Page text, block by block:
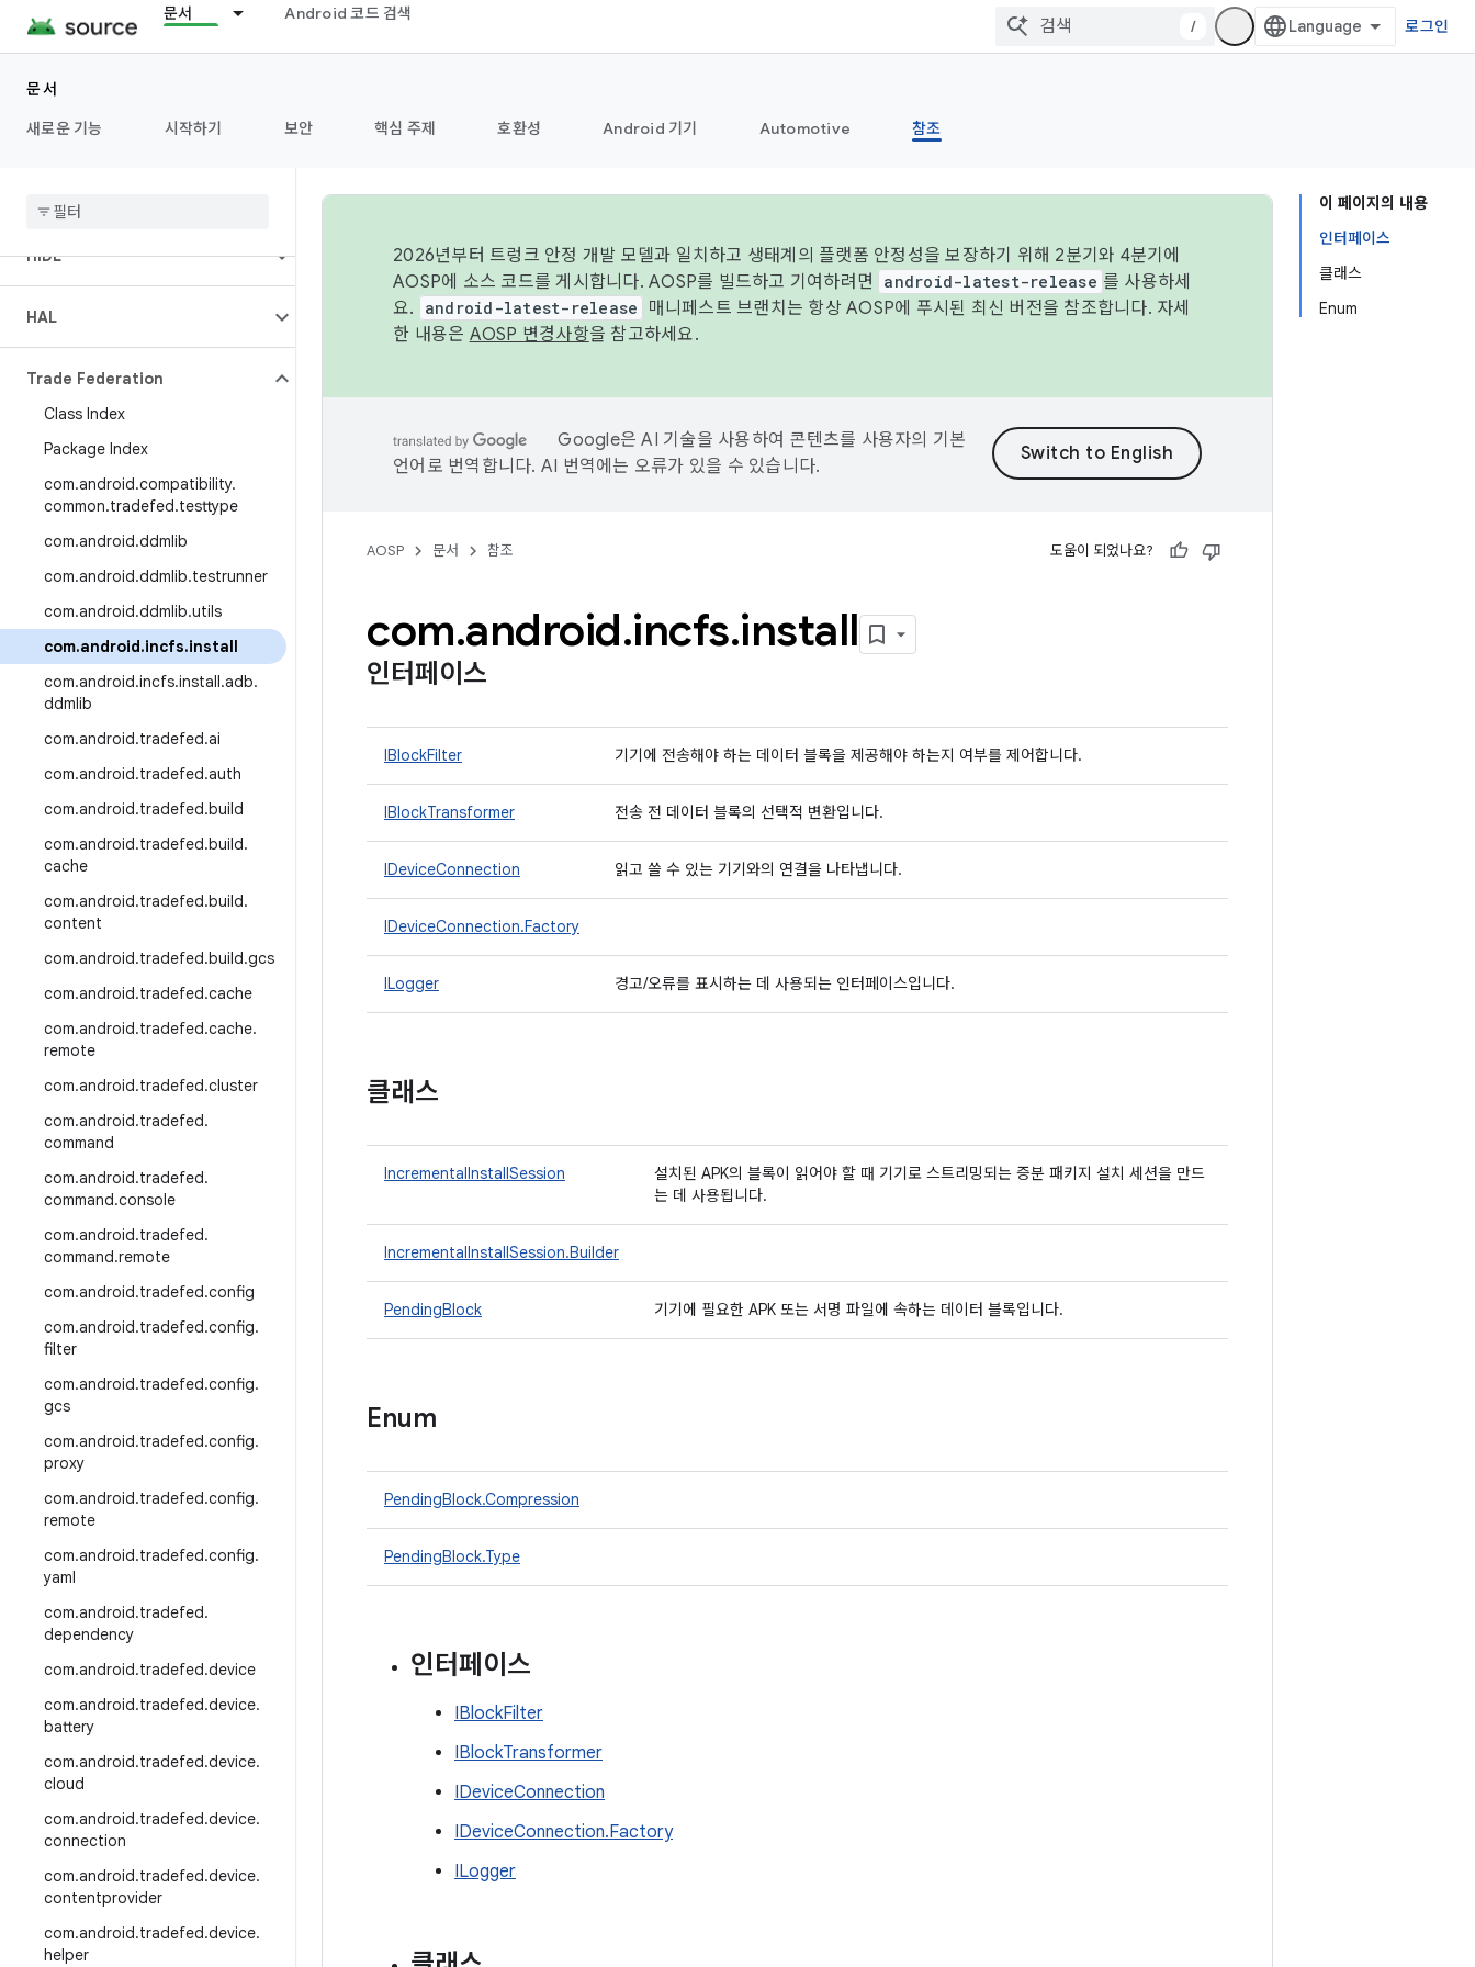
문서 Android 코드 검색
/ 로그인
문서
새로운 기능
시작하기 보안 핵심 주제 호환성 Android 기기 Automotive 참조
HIDL
HAL
Trade Federation
Class Index
Package Index
com.android.compatibility.
common.tradefed.testtype
com.android.ddmlib
com.android.ddmlib.testrunner
com.android.ddmlib.utils
com.android.incfs.install
com.android.incfs.install.adb.
ddmlib
com.android.tradefed.ai
com.android.tradefed.auth
com.android.tradefed.build
com.android.tradefed.build.
cache
com.android.tradefed.build.
content
com.android.tradefed.build.gcs
com.android.tradefed.cache
com.android.tradefed.cache.
remote
com.android.tradefed.cluster
com.android.tradefed.
command
com.android.tradefed.
command.console
com.android.tradefed.
command.remote
com.android.tradefed.config
com.android.tradefed.config.
filter
com.android.tradefed.config.
gcs
com.android.tradefed.config.
proxy
com.android.tradefed.config.
remote
com.android.tradefed.config.
yaml
com.android.tradefed.
dependency
com.android.tradefed.device
com.android.tradefed.device.
battery
com.android.tradefed.device.
cloud
com.android.tradefed.device.
connection
com.android.tradefed.device.
contentprovider
com.android.tradefed.device.
helper
이 페이지의 내용
인터페이스
클래스
Enum
2026년부터 트렁크 안정 개발 모델과 일치하고 생태계의 플랫폼 안정성을 보장하기 위해 2분기와 4분기에
AOSP에 소스 코드를 게시합니다. AOSP를 빌드하고 기여하려면
android-latest-release 를 사용하세
요.
android-latest-release
매니페스트 브랜치는 항상 AOSP에 푸시된 최신 버전을 참조합니다. 자세
한 내용은 AOSP 변경사항을 참고하세요.
Google은 AI 기술을 사용하여 콘텐츠를 사용자의 기본
언어로 번역합니다. AI 번역에는 오류가 있을 수 있습니다.
AOSP 문서 참조 도움이 되었나요?
com.android.incfs.install
인터페이스
IBlockFilter 기기에 전송해야 하는 데이터 블록을 제공해야 하는지 여부를 제어합니다.
IBlockTransformer 전송 전 데이터 블록의 선택적 변환입니다.
IDeviceConnection 읽고 쓸 수 있는 기기와의 연결을 나타냅니다.
IDeviceConnection.Factory
ILogger 경고/오류를 표시하는 데 사용되는 인터페이스입니다.
클래스
IncrementalInstallSession
설치된 APK의 블록이 읽어야 할 때 기기로 스트리밍되는 증분 패키지 설치 세션을 만드
는 데 사용됩니다.
IncrementalInstallSession.Builder
PendingBlock 기기에 필요한 APK 또는 서명 파일에 속하는 데이터 블록입니다.
Enum
PendingBlock.Compression
PendingBlock.Type
인터페이스
IBlockFilter
IBlockTransformer
IDeviceConnection
IDeviceConnection.Factory
ILogger